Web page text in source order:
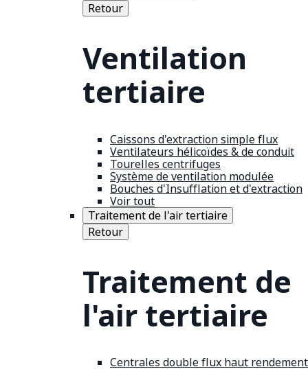
Retour
Ventilation
tertiaire
Caissons d'extraction simple flux
Ventilateurs hélicoïdes & de conduit
Tourelles centrifuges
Système de ventilation modulée
Bouches d'Insufflation et d'extraction
Voir tout
Traitement de l'air tertiaire
Retour
Traitement de
l'air tertiaire
Centrales double flux haut rendement